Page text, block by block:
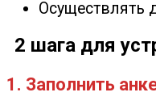
Осуществлять
2 шага для
1. Заполнить